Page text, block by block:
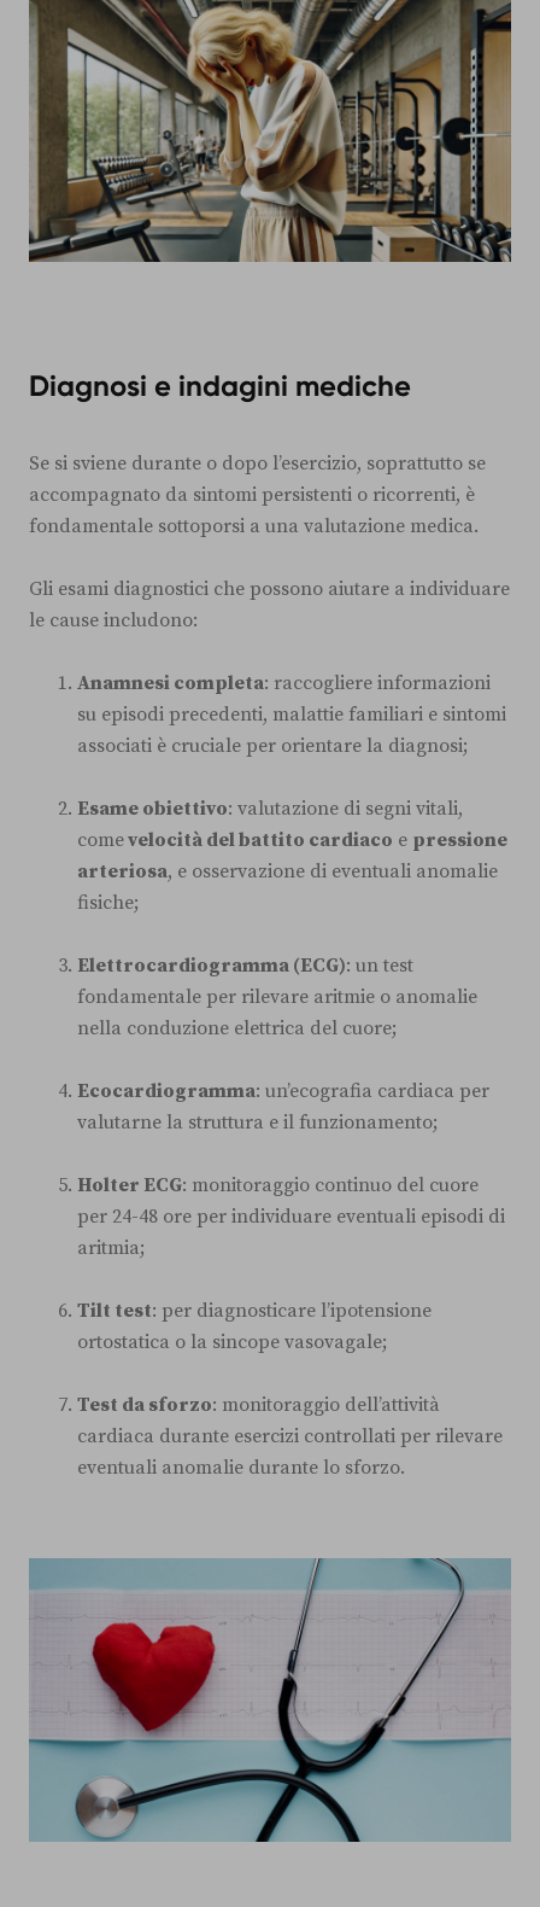
Diagnosi e indagini mediche
Se si sviene durante o dopo l’esercizio, soprattutto se
accompagnato da sintomi persistenti o ricorrenti, è
fondamentale sottoporsi a una valutazione medica.
Gli esami diagnostici che possono aiutare a individuare
le cause includono:
Anamnesi completa: raccogliere informazioni
su episodi precedenti, malattie familiari e sintomi
associati è cruciale per orientare la diagnosi;
Esame obiettivo: valutazione di segni vitali,
comevelocità del battito cardiaco e pressione
arteriosa, e osservazione di eventuali anomalie
fisiche;
Elettrocardiogramma (ECG): un test
fondamentale per rilevare aritmie o anomalie
nella conduzione elettrica del cuore;
Ecocardiogramma: un’ecografia cardiaca per
valutarne la struttura e il funzionamento;
Holter ECG: monitoraggio continuo del cuore
per 24-48 ore per individuare eventuali episodi di
aritmia;
Tilt test: per diagnosticare l’ipotensione
ortostatica o la sincope vasovagale;
Test da sforzo: monitoraggio dell’attività
cardiaca durante esercizi controllati per rilevare
eventuali anomalie durante lo sforzo.